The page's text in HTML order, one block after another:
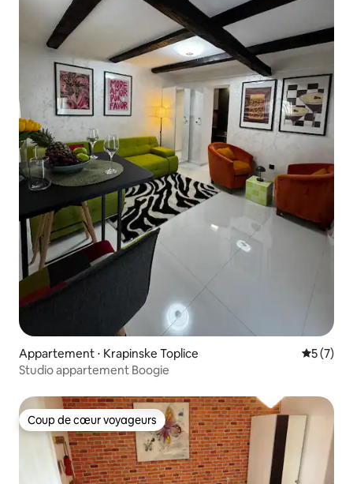
Appartement ⋅ Krapinske Toplice
5 (7)
Studio appartement Boogie
Coup de cœur voyageurs
Coup de cœur voyageurs